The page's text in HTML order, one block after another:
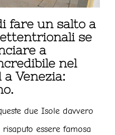
fare un salto a
se
a
nel
Venezia:
due Isole davvero
risaputo essere famosa